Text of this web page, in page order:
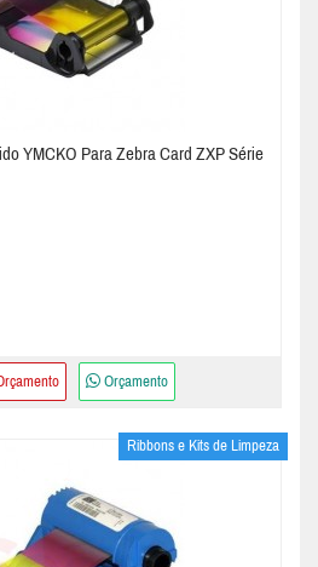
YMCKO Para Zebra Card ZXP Série
Orçamento
Ribbons e Kits de Limpeza